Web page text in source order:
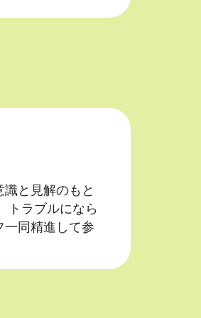
と見解のもと
トラブルになら
一同精進して参